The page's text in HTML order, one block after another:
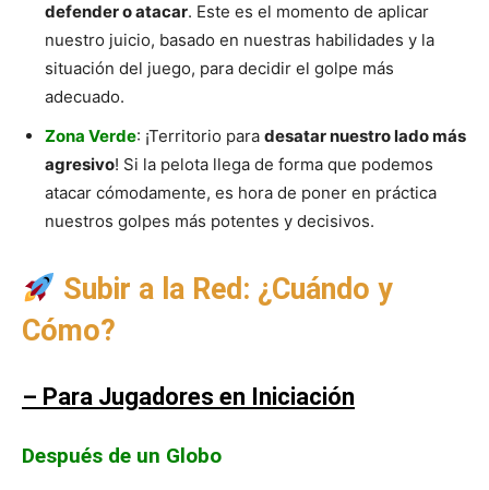
defender o atacar. Este es el momento de aplicar
nuestro juicio, basado en nuestras habilidades y la
situación del juego, para decidir el golpe más
adecuado.
Zona Verde: ¡Territorio para desatar nuestro lado más
agresivo! Si la pelota llega de forma que podemos
atacar cómodamente, es hora de poner en práctica
nuestros golpes más potentes y decisivos.
Subir a la Red: ¿Cuándo y
Cómo?
– Para Jugadores en Iniciación
Después de un Globo